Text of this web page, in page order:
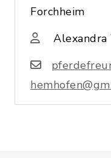
Forchheim
Alexandra